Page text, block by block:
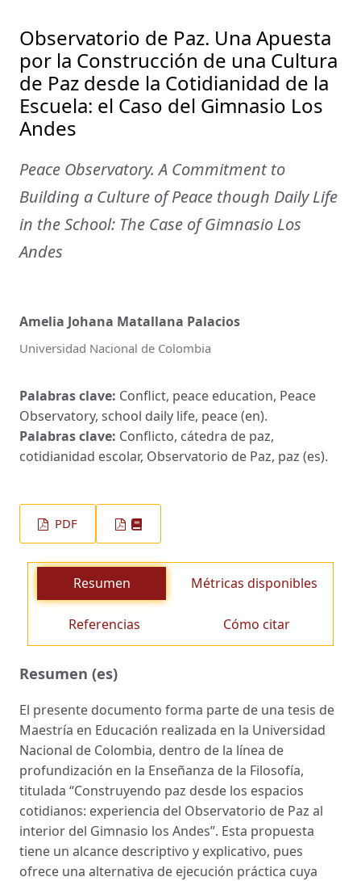
Observatorio de Paz. Una Apuesta
por la Construcción de una Cultura
de Paz desde la Cotidianidad de la
Escuela: el Caso del Gimnasio Los
Andes
Peace Observatory. A Commitment to
Building a Culture of Peace though Daily Life
in the School: The Case of Gimnasio Los
Andes
Amelia Johana Matallana Palacios
Universidad Nacional de Colombia
Palabras clave: Conflict, peace education, Peace
Observatory, school daily life, peace (en).
Palabras clave: Conflicto, cátedra de paz,
cotidianidad escolar, Observatorio de Paz, paz (es).
PDF
Resumen Métricas disponibles
Referencias Cómo citar
Resumen (es)
El presente documento forma parte de una tesis de
Maestría en Educación realizada en la Universidad
Nacional de Colombia, dentro de la línea de
profundización en la Enseñanza de la Filosofía,
titulada “Construyendo paz desde los espacios
cotidianos: experiencia del Observatorio de Paz al
interior del Gimnasio los Andes”. Esta propuesta
tiene un alcance descriptivo y explicativo, pues
ofrece una alternativa de ejecución práctica cuya